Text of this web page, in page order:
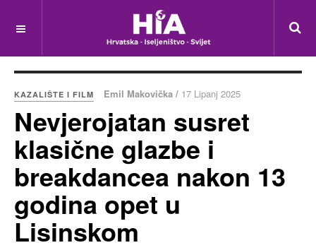
KAZALIŠTE I FILM Emil Makovička / 17 Lipanj 2025
Nevjerojatan susret
klasične glazbe i
breakdancea nakon 13
godina opet u
Lisinskom